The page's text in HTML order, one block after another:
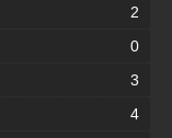
2
0
3
4